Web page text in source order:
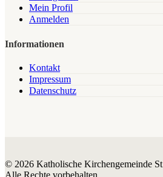
Mein Profil
Anmelden
Informationen
Kontakt
Impressum
Datenschutz
© 2026 Katholische Kirchengemeinde
Alle Rechte vorbehalten